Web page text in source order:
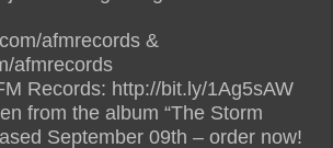
afmrecords &
afmrecords
Records: http://bit.ly/1Ag5sAW
from the album “The Storm
September 09th – order now!